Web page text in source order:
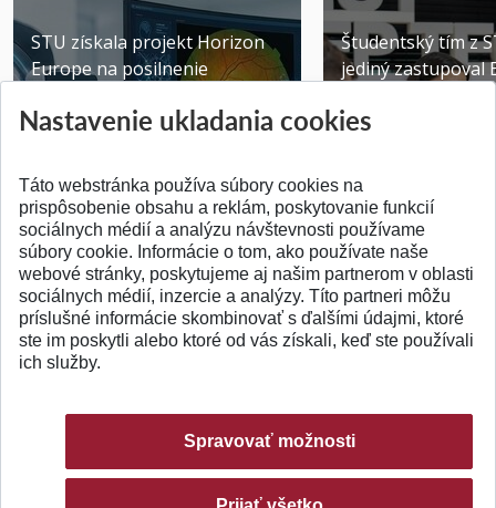
STU získala projekt Horizon
Europe na posilnenie
Publikované 31.07.2026
Študentský tím z
jediný zastupoval
Publikované
SPÄŤ NA VRCH
Nastavenie ukladania cookies
Táto webstránka používa súbory cookies na
prispôsobenie obsahu a reklám, poskytovanie funkcií
sociálnych médií a analýzu návštevnosti používame
súbory cookie. Informácie o tom, ako používate naše
webové stránky, poskytujeme aj našim partnerom v oblasti
sociálnych médií, inzercie a analýzy. Títo partneri môžu
príslušné informácie skombinovať s ďalšími údajmi, ktoré
ste im poskytli alebo ktoré od vás získali, keď ste používali
ich služby.
Spravovať možnosti